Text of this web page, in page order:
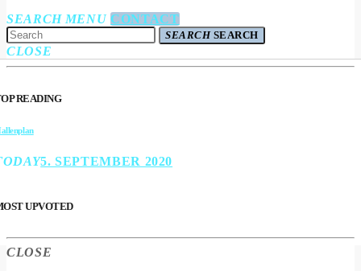
SEARCH MENU CONTACT
SEARCHSEARCH
CLOSE
READING
5. SEPTEMBER 2020
UPVOTED
CLOSE